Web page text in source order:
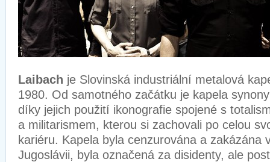
Laibach je Slovinská industriální metalová
1980. Od samotného začátku je kapela
díky jejich použití ikonografie spojené s
a militarismem, kterou si zachovali po celou
kariéru. Kapela byla cenzurována a zakázána
Jugoslávii, byla označená za disidenty, ale